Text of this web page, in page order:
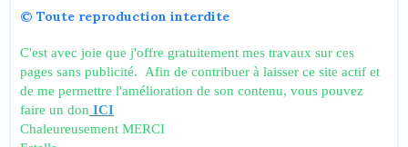
© Toute reproduction interdite
C'est avec joie que j'offre gratuitement mes travaux sur ces
pages sans publicité. Afin de contribuer à laisser ce site actif et
de me permettre l'amélioration de son contenu, vous pouvez
faire un don ICI
Chaleureusement MERCI